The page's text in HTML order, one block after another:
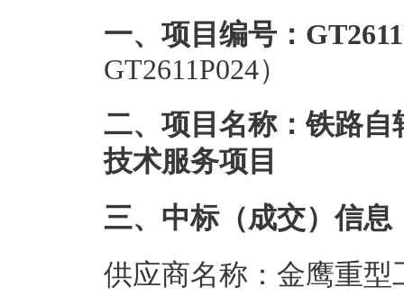
一、项目编号：
GT2611P024）
二、项目名称：铁路
技术服务项目
三、中标（成交）信息
供应商名称：金鹰重